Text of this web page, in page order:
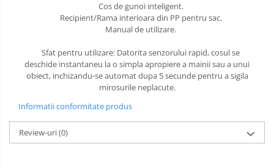
Cos de gunoi inteligent.
Recipient/Rama interioara din PP pentru sac.
Manual de utilizare.
Sfat pentru utilizare: Datorita senzorului rapid, cosul se
deschide instantaneu la o simpla apropiere a mainii sau a unui
obiect, inchizandu-se automat dupa 5 secunde pentru a sigila
mirosurile neplacute.
Informatii conformitate produs
Review-uri(0)